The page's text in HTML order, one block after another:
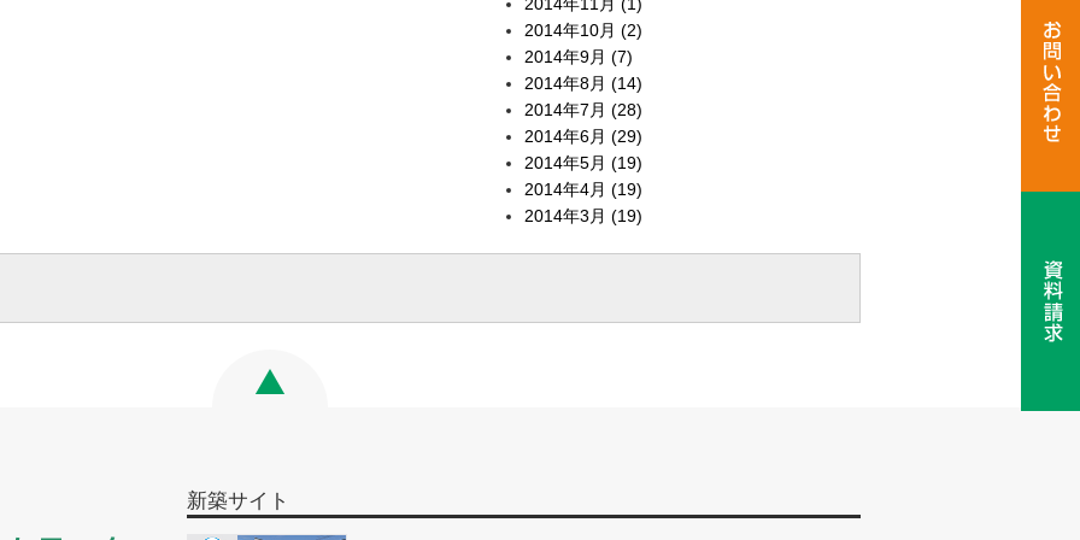
2014年10月 (2)
2014年9月 (7)
2014年8月 (14)
2014年7月 (28)
2014年6月 (29)
2014年5月 (19)
2014年4月 (19)
2014年3月 (19)
新築サイト